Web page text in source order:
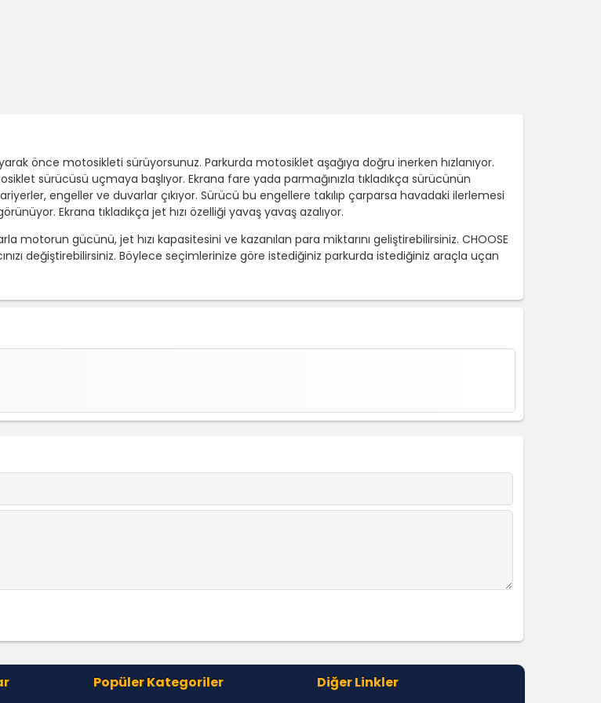
önce motosikleti sürüyorsunuz. Parkurda motosiklet aşağıya doğru inerken hızlanıyor.
sürücüsü uçmaya başlıyor. Ekrana fare yada parmağınızla tıkladıkça sürücünün
engeller ve duvarlar çıkıyor. Sürücü bu engellere takılıp çarparsa havadaki ilerlemesi
Ekrana tıkladıkça jet hızı özelliği yavaş yavaş azalıyor.
gücünü, jet hızı kapasitesini ve kazanılan para miktarını geliştirebilirsiniz. CHOOSE
değiştirebilirsiniz. Böylece seçimlerinize göre istediğiniz parkurda istediğiniz araçla uçan
Popüler Kategoriler Diğer Linkler